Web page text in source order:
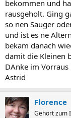
bekommen und
rausgeholt. Ging
so nen Sauger
und ist es ne
bekam danach
damit die Kleinen
DAnke im
Astrid
Florence
Gehört zum